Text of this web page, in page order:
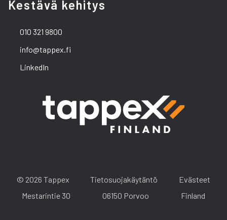
Kestävä kehitys
010 321 9800
info@tappex.fi
LinkedIn
© 2026 Tappex Tietosuojakäytäntö
Evästeet
Mestarintie 30
06150 Porvoo Finland